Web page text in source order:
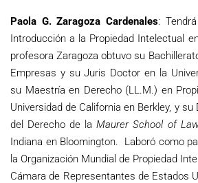
Paola G. Zaragoza Cardenales:
Introducción a la Propiedad Intelectual
profesora Zaragoza obtuvo su
Empresas y su Juris Doctor en la
su Maestría en Derecho (LL.M.) en
Universidad de California en Berkley, y
del Derecho de laMaurer School of
Indiana en Bloomington. Laboró como
la Organización Mundial de Propiedad
Cámara de Representantes de Estados